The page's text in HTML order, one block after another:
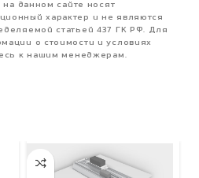
на данном сайте носят
характер и не являются
статьей 437 ГК РФ. Для
о стоимости и условиях
к нашим менеджерам.